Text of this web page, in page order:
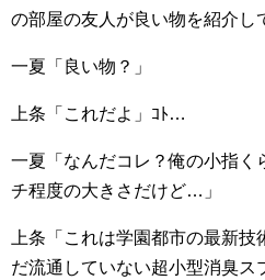
の部屋の友人が良い物を紹介し
一夏「良い物？」
上条「これだよ」ｺﾄ…
一夏「なんだコレ？俺の小指く
チ程度の大きさだけど…」
上条「これは学園都市の最新
だ流通していない超小型消臭ス